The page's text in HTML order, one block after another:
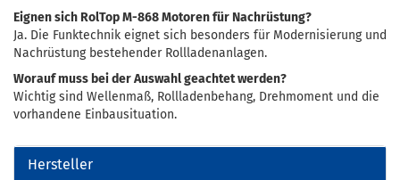
Eignen sich RolTop M-868 Motoren für Nachrüstung?
Ja. Die Funktechnik eignet sich besonders für Modernisierung und
Nachrüstung bestehender Rollladenanlagen.
Worauf muss bei der Auswahl geachtet werden?
Wichtig sind Wellenmaß, Rollladenbehang, Drehmoment und die
vorhandene Einbausituation.
Hersteller